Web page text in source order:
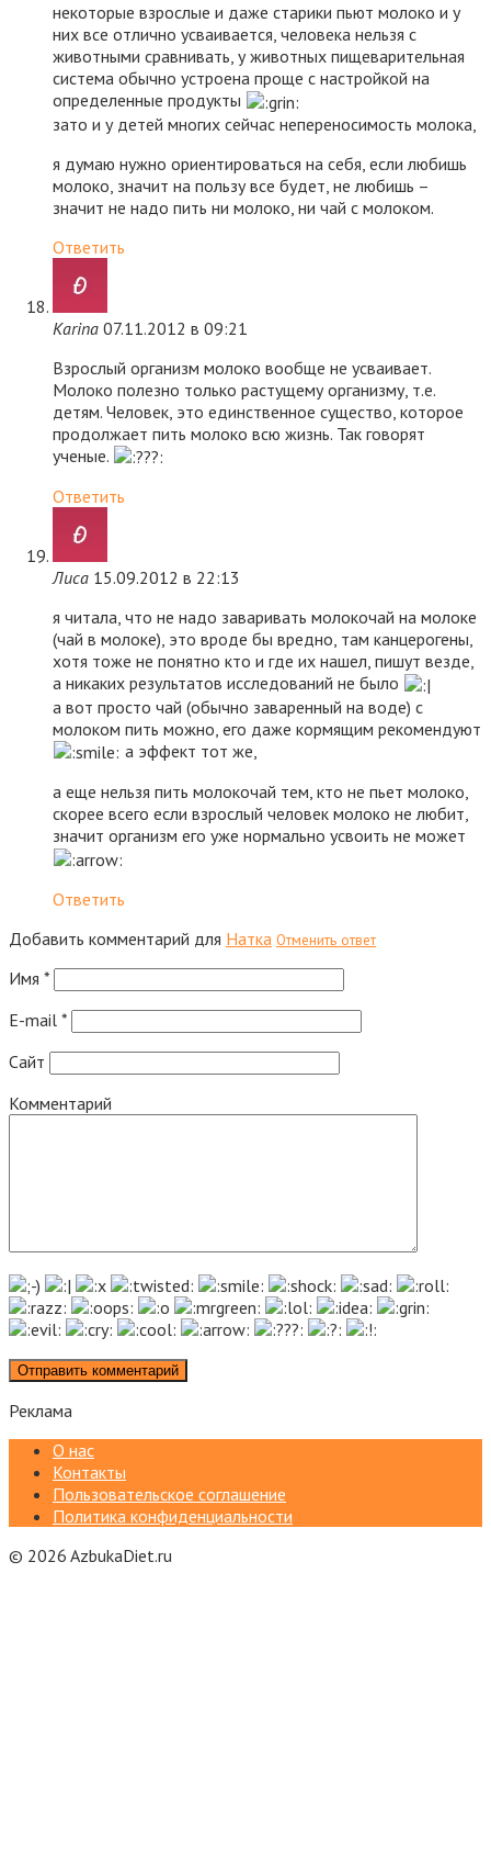
некоторые взрослые и даже старики пьют молоко и у
них все отлично усваивается, человека нельзя с
животными сравнивать, у животных пищеварительная
система обычно устроена проще с настройкой на
определенные продукты
зато и у детей многих сейчас непереносимость молока,
я думаю нужно ориентироваться на себя, если любишь
молоко, значит на пользу все будет, не любишь –
значит не надо пить ни молоко, ни чай с молоком.
Ответить
Karina 07.11.2012 в 09:21
Взрослый организм молоко вообще не усваивает.
Молоко полезно только растущему организму, т.е.
детям. Человек, это единственное существо, которое
продолжает пить молоко всю жизнь. Так говорят
ученые.
Ответить
Лиса 15.09.2012 в 22:13
я читала, что не надо заваривать молокочай на молоке
(чай в молоке), это вроде бы вредно, там канцерогены,
хотя тоже не понятно кто и где их нашел, пишут везде,
а никаких результатов исследований не было
а вот просто чай (обычно заваренный на воде) с
молоком пить можно, его даже кормящим рекомендуют
а эффект тот же,
а еще нельзя пить молокочай тем, кто не пьет молоко,
скорее всего если взрослый человек молоко не любит,
значит организм его уже нормально усвоить не может
Ответить
Добавить комментарий для Натка Отменить ответ
Имя *
E-mail *
Сайт
Комментарий
Реклама
О нас
Контакты
Пользовательское соглашение
Политика конфиденциальности
© 2026 AzbukaDiet.ru